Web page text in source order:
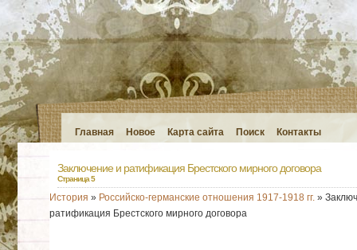
Главная Новое Карта сайта Поиск Контакты
Заключение и ратификация Брестского мирного договора
Страница 5
История » Российско-германские отношения 1917-1918 гг.»
ратификация Брестского мирного договора